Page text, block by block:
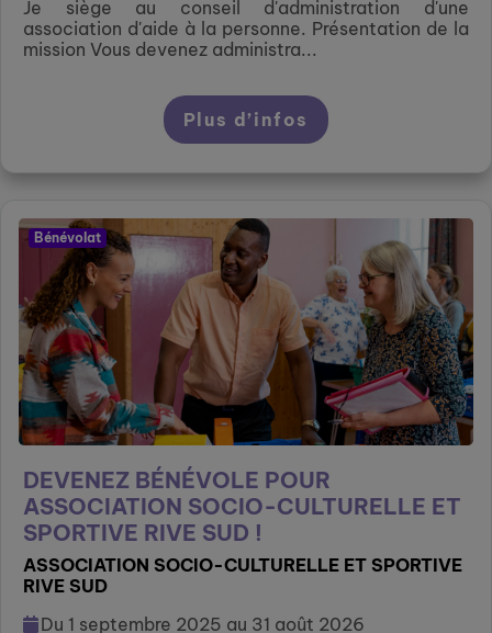
Je siège au conseil d'administration d'une
association d'aide à la personne. Présentation de la
mission Vous devenez administra...
Plus d’infos
Bénévolat
DEVENEZ BÉNÉVOLE POUR
ASSOCIATION SOCIO-CULTURELLE ET
SPORTIVE RIVE SUD !
ASSOCIATION SOCIO-CULTURELLE ET SPORTIVE
RIVE SUD
Du 1 septembre 2025 au 31 août 2026